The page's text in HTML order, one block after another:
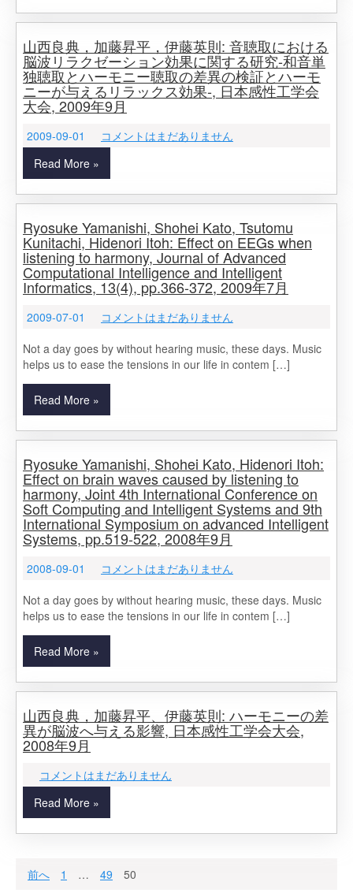
山西良典，加藤昇平，伊藤英則: 音聴取における
脳波リラクゼーション効果に関する研究‐和音単
独聴取とハーモニー聴取の差異の検証とハーモ
ニーが与えるリラックス効果‐, 日本感性工学会
大会, 2009年9月
2009-09-01
コメントはまだありません
Read More »
Ryosuke Yamanishi, Shohei Kato, Tsutomu
Kunitachi, Hidenori Itoh: Effect on EEGs when
listening to harmony, Journal of Advanced
Computational Intelligence and Intelligent
Informatics, 13(4), pp.366-372, 2009年7月
2009-07-01
コメントはまだありません
Not a day goes by without hearing music, these days. Music
helps us to ease the tensions in our life in contem […]
Read More »
Ryosuke Yamanishi, Shohei Kato, Hidenori Itoh:
Effect on brain waves caused by listening to
harmony, Joint 4th International Conference on
Soft Computing and Intelligent Systems and 9th
International Symposium on advanced Intelligent
Systems, pp.519-522, 2008年9月
2008-09-01
コメントはまだありません
Not a day goes by without hearing music, these days. Music
helps us to ease the tensions in our life in contem […]
Read More »
山西良典，加藤昇平、伊藤英則: ハーモニーの差
異が脳波へ与える影響, 日本感性工学会大会,
2008年9月
コメントはまだありません
Read More »
投
前へ 1 … 49 50